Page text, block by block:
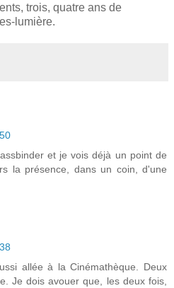
trois, quatre ans de
lumière.
et je vois déjà un point de
la présence, dans un coin, d'une
allée à la Cinémathèque. Deux
Je dois avouer que, les deux fois,